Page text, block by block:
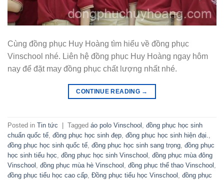
Cùng đồng phục Huy Hoàng tìm hiểu về đồng phục
Vinschool nhé. Liên hệ đồng phục Huy Hoàng ngay hôm
nay để đặt may đồng phục chất lượng nhất nhé.
CONTINUE READING →
Posted in Tin tức Tagged áo polo Vinschool , đồng phục học sinh
chuẩn quốc tế, đồng phục học sinh đẹp, đồng phục học sinh hiện đại.,
đồng phục học sinh quốc tế, đồng phục học sinh sang trọng, đồng phục
học sinh tiểu học, đồng phục học sinh Vinschool , đồng phục mùa đông
Vinschool , đồng phục mùa hè Vinschool , đồng phục thể thao Vinschool ,
đồng phục tiểu học cao cấp, Đồng phục tiểu học Vinschool , đồng phục